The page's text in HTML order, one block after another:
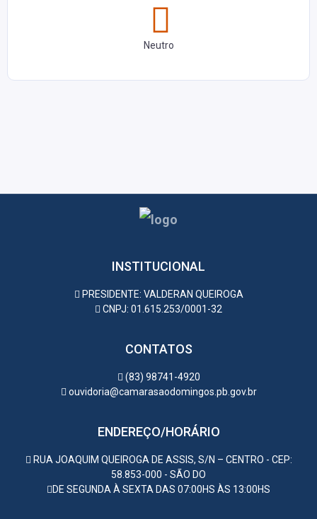
Neutro
INSTITUCIONAL
PRESIDENTE: VALDERAN QUEIROGA
CNPJ: 01.615.253/0001-32
CONTATOS
(83) 98741-4920
ouvidoria@camarasaodomingos.pb.gov.br
ENDEREÇO/HORÁRIO
RUA JOAQUIM QUEIROGA DE ASSIS, S/N – CENTRO - CEP:
58.853-000 - SÃO DO
DE SEGUNDA À SEXTA DAS 07:00HS ÀS 13:00HS